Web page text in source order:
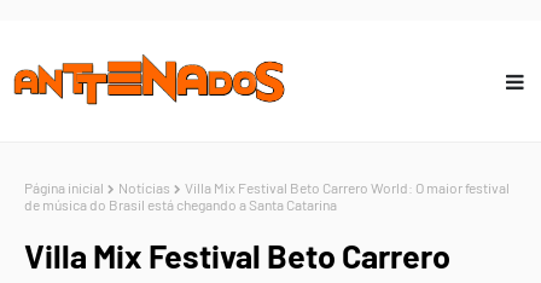
Página inicial Notícias
Villa Mix Festival Beto Carrero World: O maior festival
de música do Brasil está chegando a Santa Catarina
Villa Mix Festival Beto Carrero